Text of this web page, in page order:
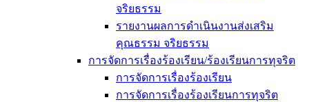
จริยธรรม
รายงานผลการดำเนินงานส่งเสริม
คุณธรรม จริยธรรม
การจัดการเรื่องร้องเรียน/ร้องเรียนการทุจริต
การจัดการเรื่องร้องเรียน
การจัดการเรื่องร้องเรียนการทุจริต